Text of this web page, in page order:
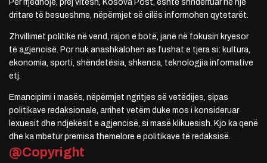
Për rrjedhojë, prej vitesh, Kosova Post, është shndërruar në një
dritare të besueshme, nëpërmjet së cilës informohen qytetarët.
Zhvillimet politike në vend, rajon e botë, janë në fokusin kryesor
të agjencisë. Por nuk anashkalohen as fushat e tjera si: kultura,
ekonomia, sporti, shëndetësia, shkenca, teknologjia informative
etj.
Emancipimi i masës, nëpërmjet ngritjes së vetëdijes, sipas
politikave redaksionale, arrihet vetëm duke mos i konsideruar
lexuesit dhe ndjekësit e agjencisë, si masë klikuesish. Kjo ka qenë
dhe ka mbetur premisa themelore e politikave të redaksisë.
@Copyright